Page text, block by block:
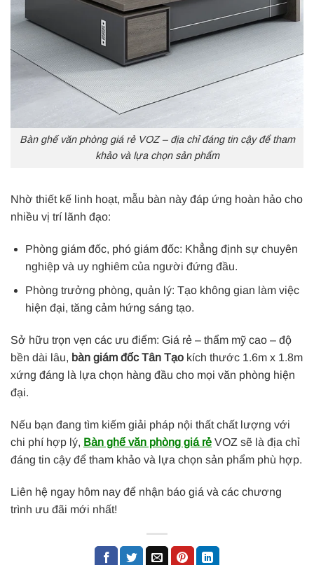
Bàn ghế văn phòng giá rẻ VOZ – địa chỉ đáng tin cậy để tham
khảo và lựa chọn sản phẩm
Nhờ thiết kế linh hoạt, mẫu bàn này đáp ứng hoàn hảo cho
nhiều vị trí lãnh đạo:
Phòng giám đốc, phó giám đốc: Khẳng định sự chuyên
nghiệp và uy nghiêm của người đứng đầu.
Phòng trưởng phòng, quản lý: Tạo không gian làm việc
hiện đại, tăng cảm hứng sáng tạo.
Sở hữu trọn vẹn các ưu điểm: Giá rẻ – thẩm mỹ cao – độ
bền dài lâu, bàn giám đốc Tân Tạo kích thước 1.6m x 1.8m
xứng đáng là lựa chọn hàng đầu cho mọi văn phòng hiện
đại.
Nếu bạn đang tìm kiếm giải pháp nội thất chất lượng với
chi phí hợp lý, Bàn ghế văn phòng giá rẻ VOZ sẽ là địa chỉ
đáng tin cậy để tham khảo và lựa chọn sản phẩm phù hợp.
Liên hệ ngay hôm nay để nhận báo giá và các chương
trình ưu đãi mới nhất!